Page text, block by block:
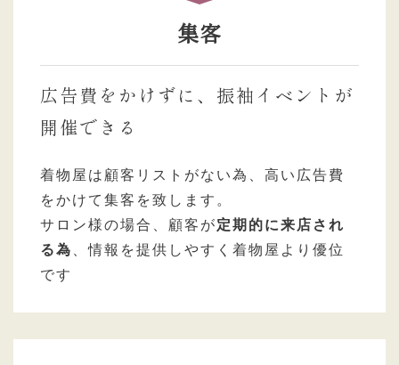
集客
広告費をかけずに、振袖イベントが
開催できる
着物屋は顧客リストがない為、高い広告費
をかけて集客を致します。
サロン様の場合、顧客が定期的に来店され
る為 、情報を提供しやすく着物屋より優位
です